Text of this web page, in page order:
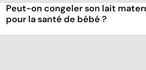
Peut-on congeler son lait
pour la santé de bébé ?